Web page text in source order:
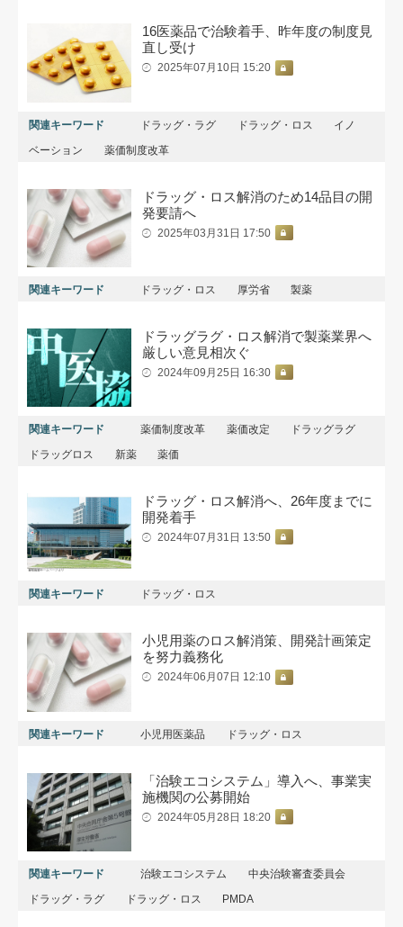
16医薬品で治験着手、昨年度の制度見
直し受け
2025年07月10日 15:20
関連キーワード ドラッグ・ラグ ドラッグ・ロス
イノ
ベーション
薬価制度改革
ドラッグ・ロス解消のため14品目の開
発要請へ
2025年03月31日 17:50
関連キーワード ドラッグ・ロス 厚労省 製薬
ドラッグラグ・ロス解消で製薬業界へ
厳しい意見相次ぐ
2024年09月25日 16:30
関連キーワード 薬価制度改革 薬価改定
ドラッグラグ
ドラッグロス
新薬 薬価
ドラッグ・ロス解消へ、26年度までに
開発着手
2024年07月31日 13:50
関連キーワード ドラッグ・ロス
小児用薬のロス解消策、開発計画策定
を努力義務化
2024年06月07日 12:10
関連キーワード 小児用医薬品 ドラッグ・ロス
「治験エコシステム」導入へ、事業実
施機関の公募開始
2024年05月28日 18:20
関連キーワード 治験エコシステム
中央治験審査委員会
ドラッグ・ラグ
ドラッグ・ロス PMDA